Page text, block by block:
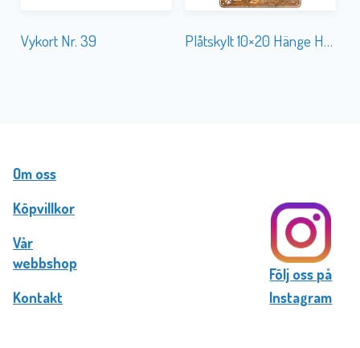
Vykort Nr. 39 Plåtskylt 10×20 Hänge Home Dog Hair
Om oss
Köpvillkor
Vår
webbshop
Kontakt
Följ oss på
Instagram